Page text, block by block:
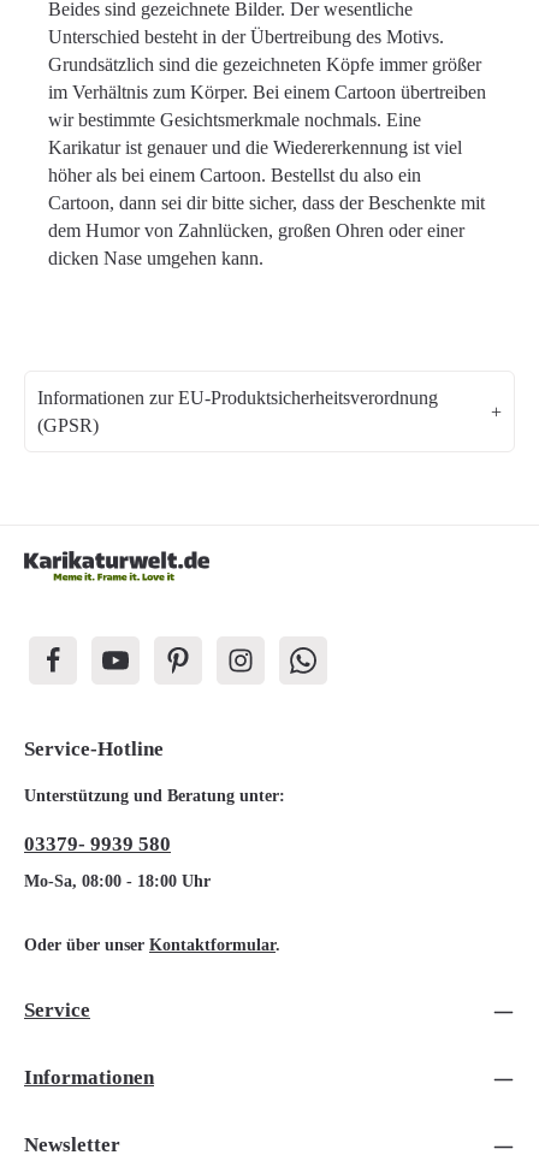
Beides sind gezeichnete Bilder. Der wesentliche
Unterschied besteht in der Übertreibung des Motivs.
Grundsätzlich sind die gezeichneten Köpfe immer größer
im Verhältnis zum Körper. Bei einem Cartoon übertreiben
wir bestimmte Gesichtsmerkmale nochmals. Eine
Karikatur ist genauer und die Wiedererkennung ist viel
höher als bei einem Cartoon. Bestellst du also ein
Cartoon, dann sei dir bitte sicher, dass der Beschenkte mit
dem Humor von Zahnlücken, großen Ohren oder einer
dicken Nase umgehen kann.
Informationen zur EU-Produktsicherheitsverordnung
(GPSR)
Service-Hotline
Unterstützung und Beratung unter:
03379- 9939 580
Mo-Sa, 08:00 - 18:00 Uhr
Oder über unser Kontaktformular.
Service
Informationen
Newsletter